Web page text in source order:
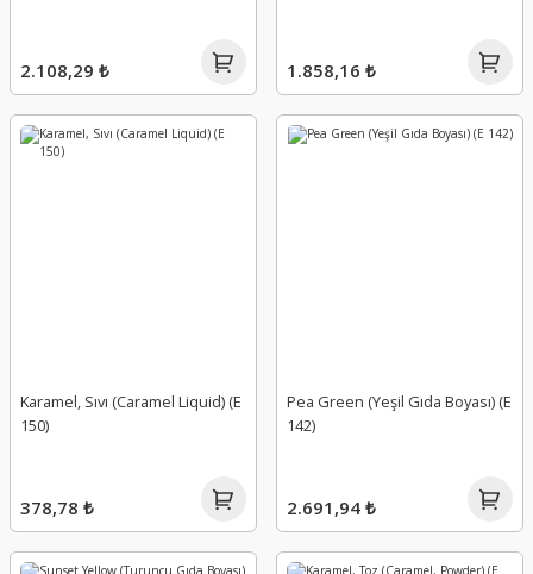
2.108,29 ₺ 1.858,16 ₺
Karamel, Sıvı (Caramel Liquid) (E
150)
378,78 ₺
Pea Green (Yeşil Gıda Boyası) (E
142)
2.691,94 ₺